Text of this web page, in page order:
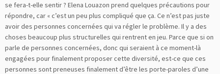
se fera-t-elle sentir ? Elena Louazon prend quelques précautions pour
répondre, car « c’est un peu plus compliqué que ça. Ce n’est pas juste
avoir des personnes concernées qui va régler le problème. Il y a des
choses beaucoup plus structurelles qui rentrent en jeu. Parce que si on
parle de personnes concernées, donc qui seraient à ce moment-là
engagées pour finalement proposer cette diversité, est-ce que ces
personnes sont preneuses finalement d’être les porte-paroles d’une